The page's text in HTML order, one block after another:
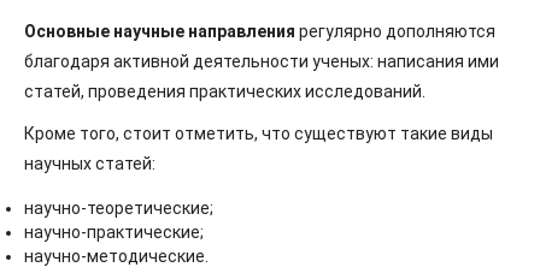
Основные научные направления регулярно дополняются
благодаря активной деятельности ученых: написания ими
статей, проведения практических исследований.
Кроме того, стоит отметить, что существуют такие виды
научных статей:
научно-теоретические;
научно-практические;
научно-методические.